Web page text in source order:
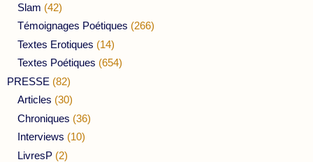
Slam (42)
Témoignages Poétiques (266)
Textes Erotiques (14)
Textes Poétiques (654)
PRESSE (82)
Articles (30)
Chroniques (36)
Interviews (10)
LivresP (2)